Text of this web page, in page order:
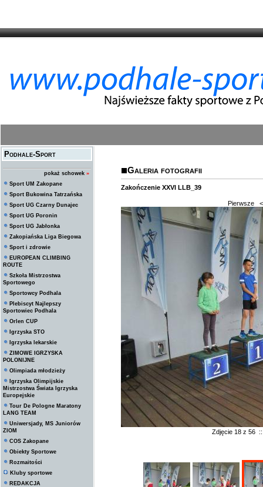
Podhale-Sport
pokaż schowek »
Sport UM Zakopane
Sport Bukowina Tatrzańska
Sport UG Czarny Dunajec
Sport UG Poronin
Sport UG Jabłonka
Zakopiańska Liga Biegowa
Sport i zdrowie
EUROPEAN CLIMBING
ROUTE
Szkoła Mistrzostwa
Sportowego
Sportowcy Podhala
Plebiscyt Najlepszy
Sportowiec Podhala
Orlen CUP
Igrzyska STO
Igrzyska lekarskie
ZIMOWE IGRZYSKA
POLONIJNE
Olimpiada młodzieży
Igrzyska Olimpijskie
Mistrzostwa Świata Igrzyska
Europejskie
Tour De Pologne Maratony
LANG TEAM
Uniwersjady, MS Juniorów
ZIOM
COS Zakopane
Obiekty Sportowe
Rozmaitości
Kluby sportowe
REDAKCJA
Galeria fotografii
Zakończenie XXVI LLB_39
Pierwsze
Zdjęcie 18 z 56